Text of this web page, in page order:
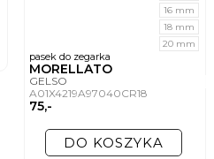
pasek do zegarka
MORELLATO
GELSO
A01X4219A97040CR18
75,-
16 mm
18 mm
20 mm
DO KOSZYKA